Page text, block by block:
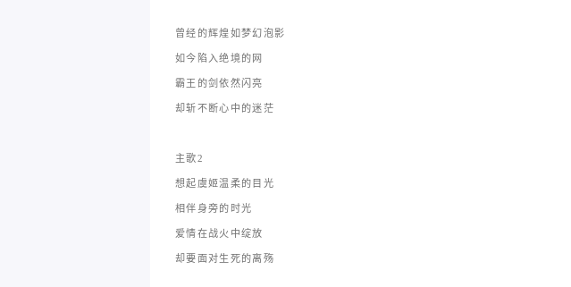
曾经的辉煌如梦幻泡影
如今陷入绝境的网
霸王的剑依然闪亮
却斩不断心中的迷茫
主歌2
想起虞姬温柔的目光
相伴身旁的时光
爱情在战火中绽放
却要面对生死的离殇